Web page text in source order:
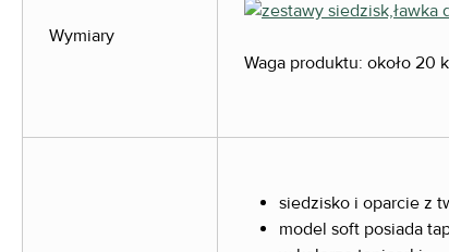
Wymiary
Waga produktu: około 20
siedzisko i oparcie z
model soft posiada